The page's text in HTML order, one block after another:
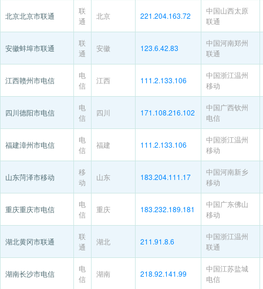
北京北京市联通
联
通
北京 221.204.163.72
中国山西太原
联通
安徽蚌埠市联通
联
通
安徽 123.6.42.83
中国河南郑州
联通
江西赣州市电信
电
信
江西 111.2.133.106
中国浙江温州
移动
四川德阳市电信
电
信
四川 171.108.216.102
中国广西钦州
电信
福建漳州市电信
电
信
福建 111.2.133.106
中国浙江温州
移动
山东菏泽市移动
移
动
山东 183.204.111.17
中国河南新乡
移动
重庆重庆市电信
电
信
重庆 183.232.189.181
中国广东佛山
移动
湖北黄冈市联通
联
通
湖北 211.91.8.6
中国浙江温州
联通
湖南长沙市电信
电
信
湖南 218.92.141.99
中国江苏盐城
电信